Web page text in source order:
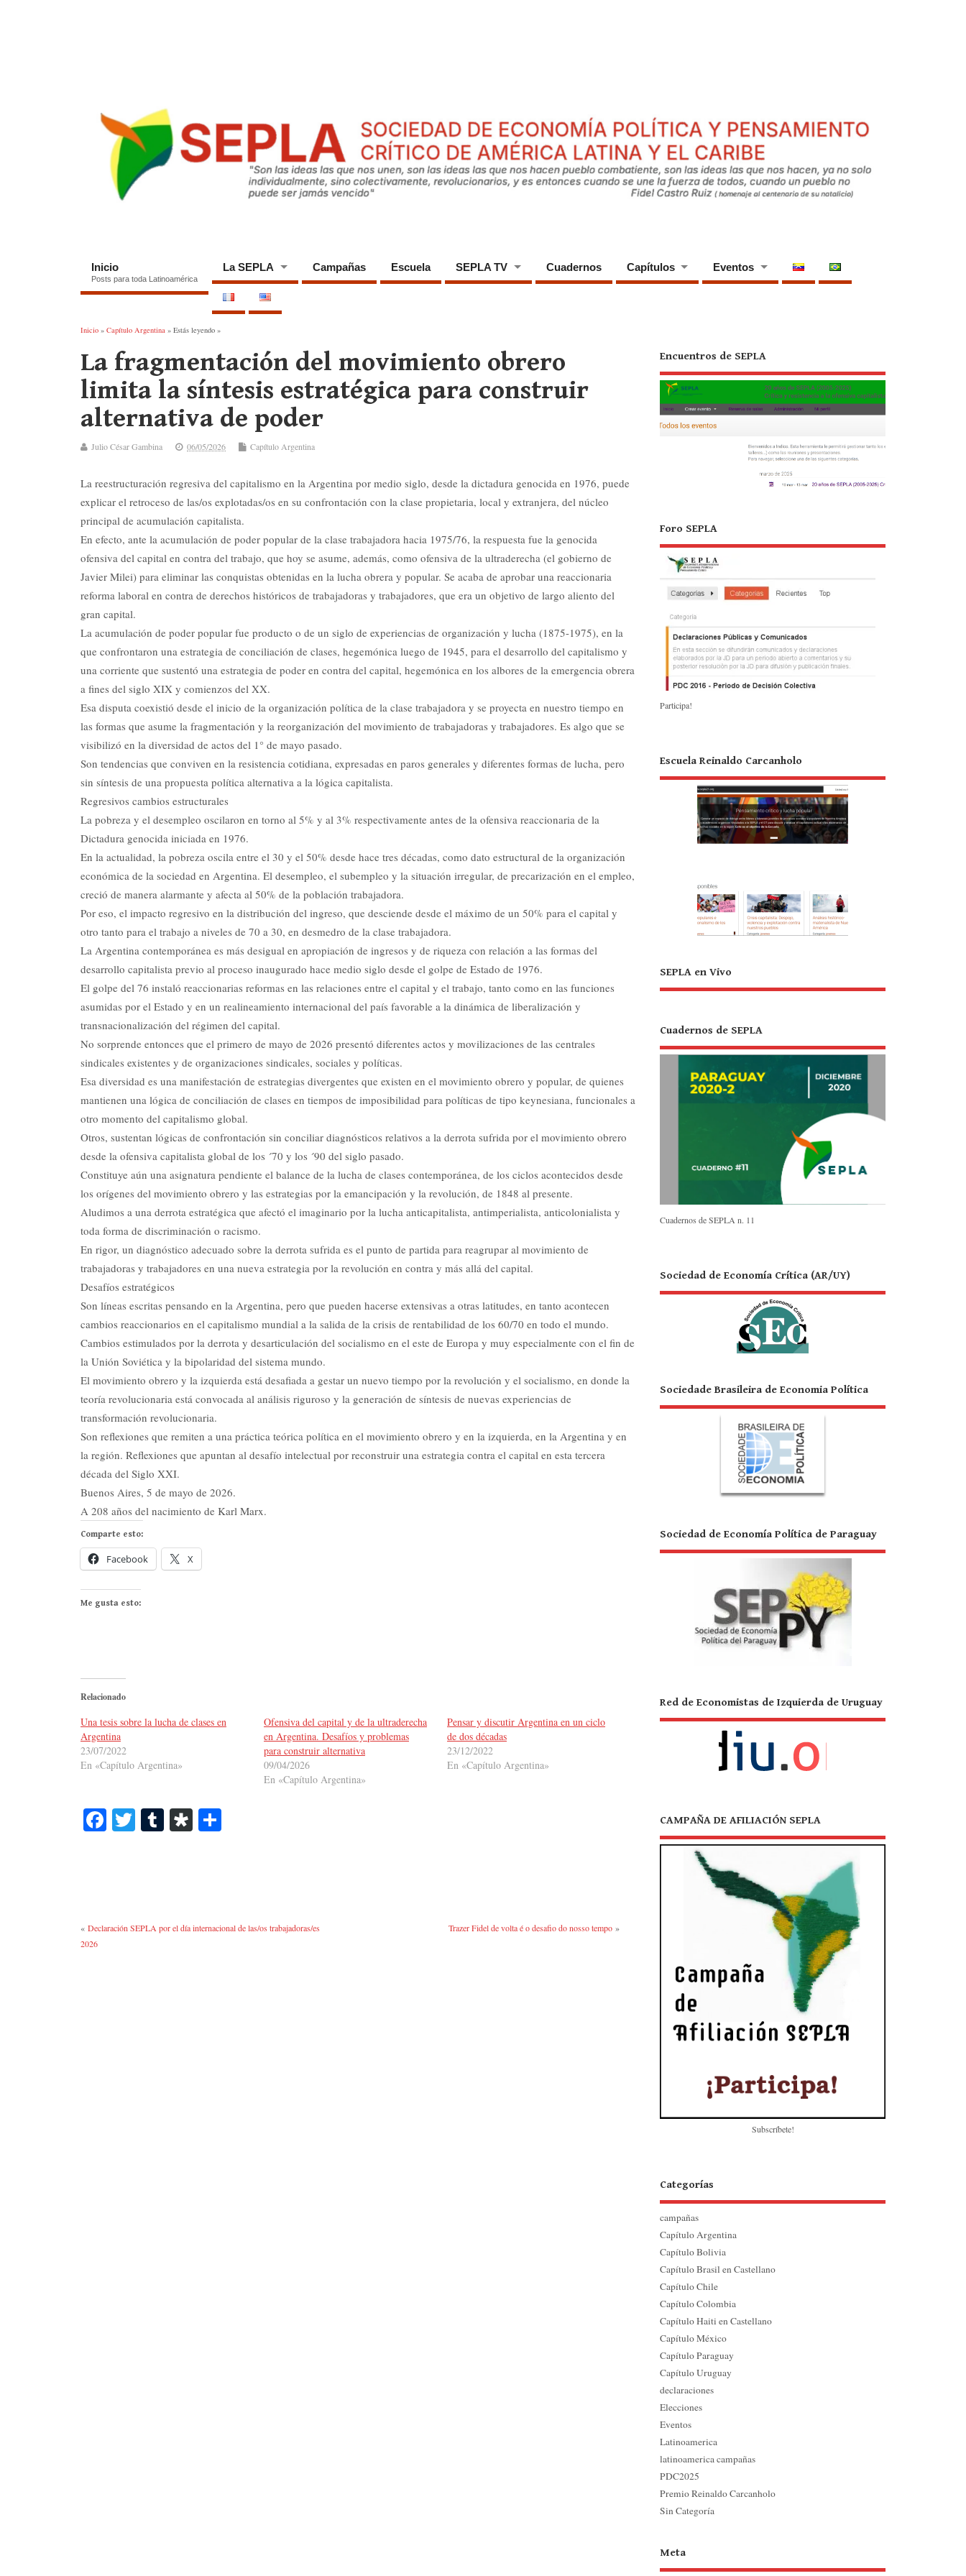
Inicio
Posts para toda Latinoamérica
La SEPLA Campañas Escuela SEPLA TV Cuadernos Capítulos Eventos
Inicio » Capítulo Argentina » Estás leyendo »
La fragmentación del movimiento obrero
limita la síntesis estratégica para construir
alternativa de poder
Julio César Gambina 06/05/2026 Capítulo Argentina
La reestructuración regresiva del capitalismo en la Argentina por medio siglo, desde la dictadura genocida en 1976, puede
explicar el retroceso de las/os explotadas/os en su confrontación con la clase propietaria, local y extranjera, del núcleo
principal de acumulación capitalista.
En efecto, ante la acumulación de poder popular de la clase trabajadora hacia 1975/76, la respuesta fue la genocida
ofensiva del capital en contra del trabajo, que hoy se asume, además, como ofensiva de la ultraderecha (el gobierno de
Javier Milei) para eliminar las conquistas obtenidas en la lucha obrera y popular. Se acaba de aprobar una reaccionaria
reforma laboral en contra de derechos históricos de trabajadoras y trabajadores, que era un objetivo de largo aliento del
gran capital.
La acumulación de poder popular fue producto o de un siglo de experiencias de organización y lucha (1875-1975), en la
que confrontaron una estrategia de conciliación de clases, hegemónica luego de 1945, para el desarrollo del capitalismo y
una corriente que sustentó una estrategia de poder en contra del capital, hegemónica en los albores de la emergencia obrera
a fines del siglo XIX y comienzos del XX.
Esa disputa coexistió desde el inicio de la organización política de la clase trabajadora y se proyecta en nuestro tiempo en
las formas que asume la fragmentación y la reorganización del movimiento de trabajadoras y trabajadores. Es algo que se
visibilizó en la diversidad de actos del 1° de mayo pasado.
Son tendencias que conviven en la resistencia cotidiana, expresadas en paros generales y diferentes formas de lucha, pero
sin síntesis de una propuesta política alternativa a la lógica capitalista.
Regresivos cambios estructurales
La pobreza y el desempleo oscilaron en torno al 5% y al 3% respectivamente antes de la ofensiva reaccionaria de la
Dictadura genocida iniciada en 1976.
En la actualidad, la pobreza oscila entre el 30 y el 50% desde hace tres décadas, como dato estructural de la organización
económica de la sociedad en Argentina. El desempleo, el subempleo y la situación irregular, de precarización en el empleo,
creció de manera alarmante y afecta al 50% de la población trabajadora.
Por eso, el impacto regresivo en la distribución del ingreso, que desciende desde el máximo de un 50% para el capital y
otro tanto para el trabajo a niveles de 70 a 30, en desmedro de la clase trabajadora.
La Argentina contemporánea es más desigual en apropiación de ingresos y de riqueza con relación a las formas del
desarrollo capitalista previo al proceso inaugurado hace medio siglo desde el golpe de Estado de 1976.
El golpe del 76 instaló reaccionarias reformas en las relaciones entre el capital y el trabajo, tanto como en las funciones
asumidas por el Estado y en un realineamiento internacional del país favorable a la dinámica de liberalización y
transnacionalización del régimen del capital.
No sorprende entonces que el primero de mayo de 2026 presentó diferentes actos y movilizaciones de las centrales
sindicales existentes y de organizaciones sindicales, sociales y políticas.
Esa diversidad es una manifestación de estrategias divergentes que existen en el movimiento obrero y popular, de quienes
mantienen una lógica de conciliación de clases en tiempos de imposibilidad para políticas de tipo keynesiana, funcionales a
otro momento del capitalismo global.
Otros, sustentan lógicas de confrontación sin conciliar diagnósticos relativos a la derrota sufrida por el movimiento obrero
desde la ofensiva capitalista global de los ´70 y los ´90 del siglo pasado.
Constituye aún una asignatura pendiente el balance de la lucha de clases contemporánea, de los ciclos acontecidos desde
los orígenes del movimiento obrero y las estrategias por la emancipación y la revolución, de 1848 al presente.
Aludimos a una derrota estratégica que afectó el imaginario por la lucha anticapitalista, antimperialista, anticolonialista y
toda forma de discriminación o racismo.
En rigor, un diagnóstico adecuado sobre la derrota sufrida es el punto de partida para reagrupar al movimiento de
trabajadoras y trabajadores en una nueva estrategia por la revolución en contra y más allá del capital.
Desafíos estratégicos
Son líneas escritas pensando en la Argentina, pero que pueden hacerse extensivas a otras latitudes, en tanto acontecen
cambios reaccionarios en el capitalismo mundial a la salida de la crisis de rentabilidad de los 60/70 en todo el mundo.
Cambios estimulados por la derrota y desarticulación del socialismo en el este de Europa y muy especialmente con el fin de
la Unión Soviética y la bipolaridad del sistema mundo.
El movimiento obrero y la izquierda está desafiada a gestar un nuevo tiempo por la revolución y el socialismo, en donde la
teoría revolucionaria está convocada al análisis riguroso y la generación de síntesis de nuevas experiencias de
transformación revolucionaria.
Son reflexiones que remiten a una práctica teórica política en el movimiento obrero y en la izquierda, en la Argentina y en
la región. Reflexiones que apuntan al desafío intelectual por reconstruir una estrategia contra el capital en esta tercera
década del Siglo XXI.
Buenos Aires, 5 de mayo de 2026.
A 208 años del nacimiento de Karl Marx.
Comparte esto:
Facebook X
Me gusta esto:
Relacionado
Una tesis sobre la lucha de clases en
Argentina
23/07/2022
En «Capítulo Argentina»
Ofensiva del capital y de la ultraderecha
en Argentina. Desafíos y problemas
para construir alternativa
09/04/2026
En «Capítulo Argentina»
Pensar y discutir Argentina en un ciclo
de dos décadas
23/12/2022
En «Capítulo Argentina»
Fa T T Di
r
« Declaración SEPLA por el día internacional de las/os trabajadoras/es
2026
Trazer Fidel de volta é o desafio do nosso tempo»
Encuentros de SEPLA
Foro SEPLA
Participa!
Escuela Reinaldo Carcanholo
SEPLA en Vivo
Cuadernos de SEPLA
Cuadernos de SEPLA n. 11
Sociedad de Economía Crítica (AR/UY)
Sociedade Brasileira de Economia Política
Sociedad de Economía Política de Paraguay
Red de Economistas de Izquierda de Uruguay
CAMPAÑA DE AFILIACIÓN SEPLA
Subscríbete!
Categorías
campañas
Capítulo Argentina
Capítulo Bolivia
Capítulo Brasil en Castellano
Capítulo Chile
Capítulo Colombia
Capítulo Haiti en Castellano
Capítulo México
Capítulo Paraguay
Capítulo Uruguay
declaraciones
Elecciones
Eventos
Latinoamerica
latinoamerica campañas
PDC2025
Premio Reinaldo Carcanholo
Sin Categoría
Meta